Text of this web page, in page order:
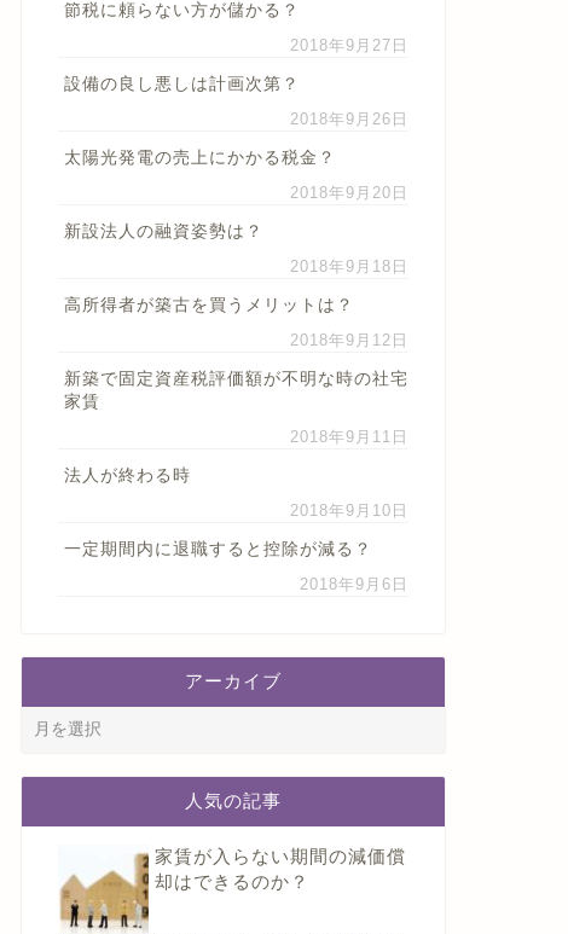
節税に頼らない方が儲かる？
2018年9月27日
設備の良し悪しは計画次第？
2018年9月26日
太陽光発電の売上にかかる税金？
2018年9月20日
新設法人の融資姿勢は？
2018年9月18日
高所得者が築古を買うメリットは？
2018年9月12日
新築で固定資産税評価額が不明な時の社宅
家賃
2018年9月11日
法人が終わる時
2018年9月10日
一定期間内に退職すると控除が減る？
2018年9月6日
アーカイブ
人気の記事
家賃が入らない期間の減価償
却はできるのか？